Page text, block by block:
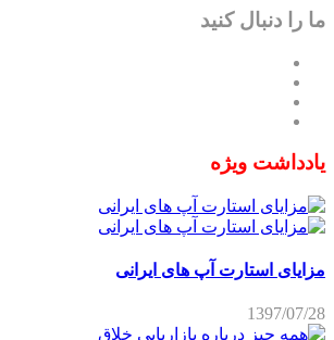
ما را دنبال کنید
یادداشت ویژه
مزایای استارت آپ های ایرانی
1397/07/28